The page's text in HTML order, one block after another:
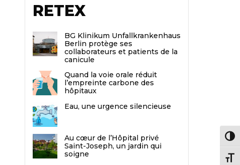
RETEX
BG Klinikum Unfallkrankenhaus
Berlin protège ses
collaborateurs et patients de la
canicule
Quand la voie orale réduit
l’empreinte carbone des
hôpitaux
Eau, une urgence silencieuse
Au cœur de l’Hôpital privé
Saint-Joseph, un jardin qui
soigne